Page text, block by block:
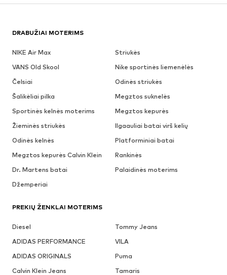
DRABUŽIAI MOTERIMS
NIKE Air Max
Striukės
VANS Old Skool
Nike sportinės liemenėlės
Čelsiai
Odinės striukės
Šalikėliai pilka
Megztos suknelės
Sportinės kelnės moterims
Megztos kepurės
Žieminės striukės
Ilgaauliai batai virš kelių
Odinės kelnės
Platforminiai batai
Megztos kepurės Calvin Klein
Rankinės
Dr. Martens batai
Palaidinės moterims
Džemperiai
PREKIŲ ŽENKLAI MOTERIMS
Diesel
Tommy Jeans
ADIDAS PERFORMANCE
VILA
ADIDAS ORIGINALS
Puma
Calvin Klein Jeans
Tamaris